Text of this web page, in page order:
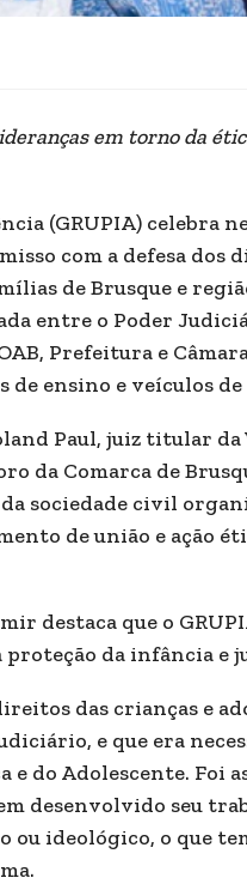
em torno da
(GRUPIA) celebra
com a defesa dos
de Brusque e
entre o Poder
Prefeitura e
ensino e veículos de
Paul, juiz titular
da Comarca de
sociedade civil
de união e ação
destaca que o
da infância e
das crianças e
e que era
do Adolescente. Foi
desenvolvido seu
ideológico, o que